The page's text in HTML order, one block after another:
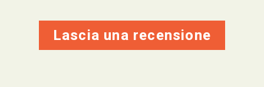
Lascia una recensione